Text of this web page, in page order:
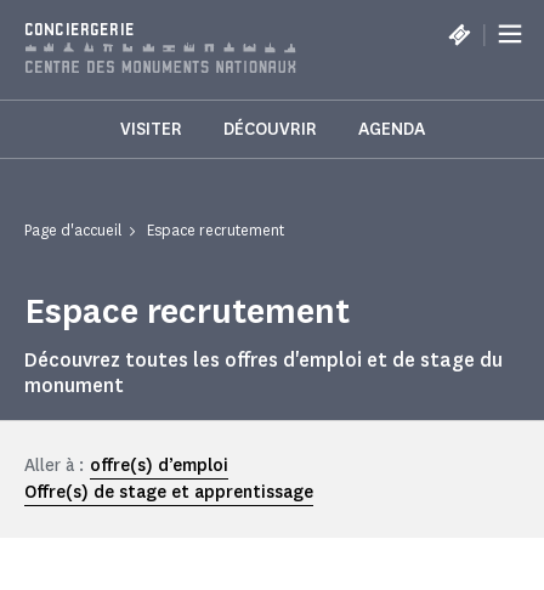
CONCIERGERIE |
VISITER DÉCOUVRIR AGENDA
Page d'accueil Espace recrutement
Espace recrutement
Découvrez toutes les offres d'emploi et de stage du
monument
Aller à : offre(s) d’emploi
Offre(s) de stage et apprentissage